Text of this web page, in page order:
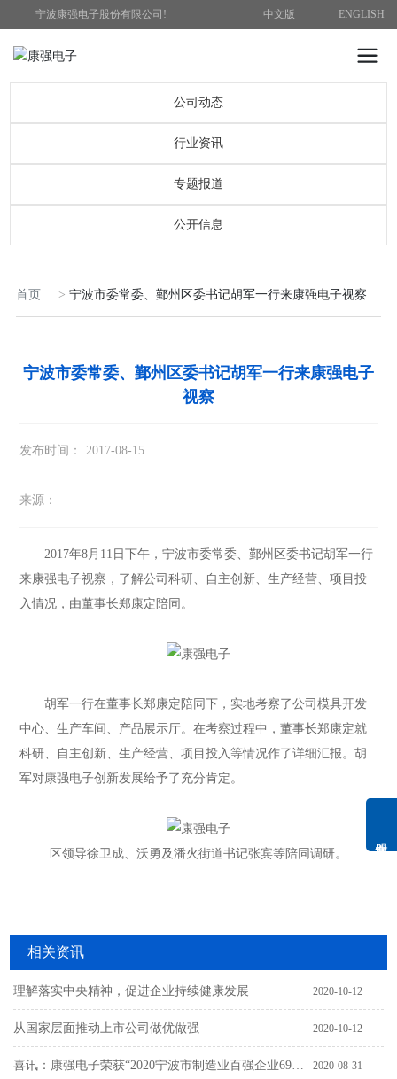
宁波康强电子股份有限公司! 中文版 ENGLISH
公司动态
行业资讯
专题报道
公开信息
首页 宁波市委常委、鄞州区委书记胡军一行来康强电子视察
宁波市委常委、鄞州区委书记胡军一行来康强电子
视察
发布时间： 2017-08-15
来源：
2017年8月11日下午，宁波市委常委、鄞州区委书记胡军一行
来康强电子视察，了解公司科研、自主创新、生产经营、项目投
入情况，由董事长郑康定陪同。
胡军一行在董事长郑康定陪同下，实地考察了公司模具开发
中心、生产车间、产品展示厅。在考察过程中，董事长郑康定就
科研、自主创新、生产经营、项目投入等情况作了详细汇报。胡
军对康强电子创新发展给予了充分肯定。
区领导徐卫成、沃勇及潘火街道书记张宾等陪同调研。
相关资讯
理解落实中央精神，促进企业持续健康发展 2020-10-12
从国家层面推动上市公司做优做强 2020-10-12
喜讯：康强电子荣获“2020宁波市制造业百强企业69
2020-08-31